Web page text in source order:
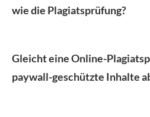
wie die Plagiatsprüfung?
Gleicht eine Online-
paywall-geschützte Inhalte